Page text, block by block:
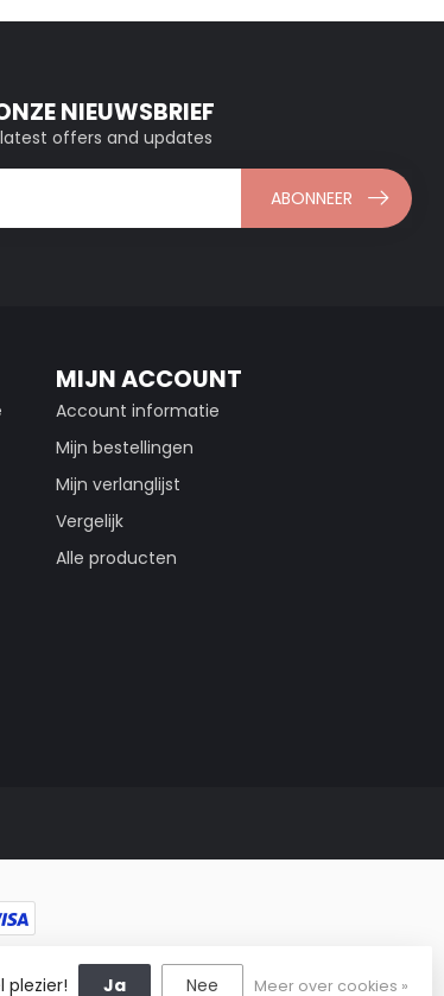
NIEUWSBRIEF
offers and updates
ABONNEER
MIJN ACCOUNT
Account informatie
Mijn bestellingen
Mijn verlanglijst
Vergelijk
Alle producten
plezier! Ja Nee Meer over cookies »